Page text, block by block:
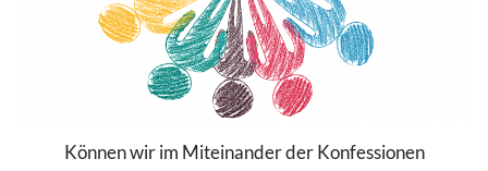
Können wir im Miteinander der Konfessionen